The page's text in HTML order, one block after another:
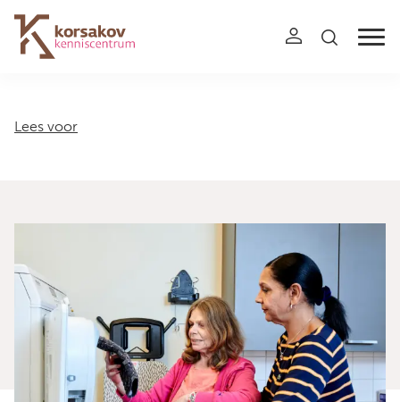
Navigation
Lees voor